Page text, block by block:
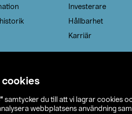
cookies
samtycker du till att vi lagrar cookies
webbplatsens användning
Investerare
Hållbarhet
Karriär